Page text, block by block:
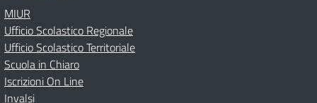
MIUR
Ufficio Scolastico Regionale
Ufficio Scolastico Territoriale
Scuola in Chiaro
Iscrizioni On Line
Invalsi